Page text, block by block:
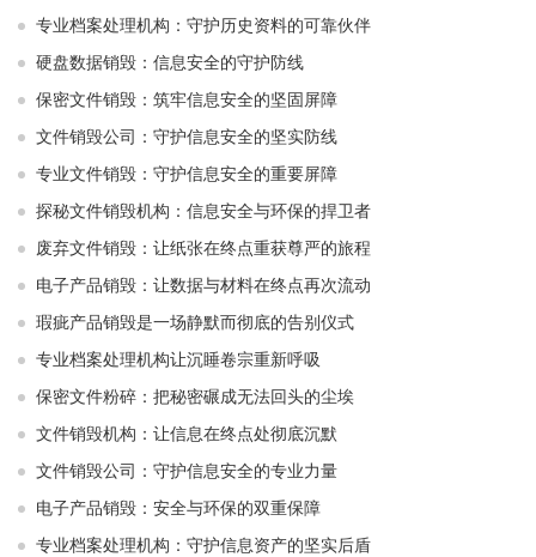
专业档案处理机构：守护历史资料的可靠伙伴
硬盘数据销毁：信息安全的守护防线
保密文件销毁：筑牢信息安全的坚固屏障
文件销毁公司：守护信息安全的坚实防线
专业文件销毁：守护信息安全的重要屏障
探秘文件销毁机构：信息安全与环保的捍卫者
废弃文件销毁：让纸张在终点重获尊严的旅程
电子产品销毁：让数据与材料在终点再次流动
瑕疵产品销毁是一场静默而彻底的告别仪式
专业档案处理机构让沉睡卷宗重新呼吸
保密文件粉碎：把秘密碾成无法回头的尘埃
文件销毁机构：让信息在终点处彻底沉默
文件销毁公司：守护信息安全的专业力量
电子产品销毁：安全与环保的双重保障
专业档案处理机构：守护信息资产的坚实后盾